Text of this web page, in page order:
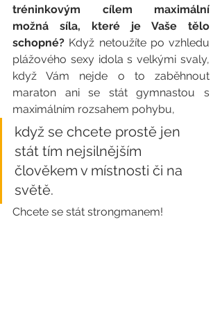
tréninkovým cílem maximální
možná síla, které je Vaše tělo
schopné? Když netoužíte po vzhledu
plážového sexy idola s velkými svaly,
když Vám nejde o to zaběhnout
maraton ani se stát gymnastou s
maximálním rozsahem pohybu,
když se chcete prostě jen
stát tím nejsilnějším
člověkem v místnosti či na
světě.
Chcete se stát strongmanem!